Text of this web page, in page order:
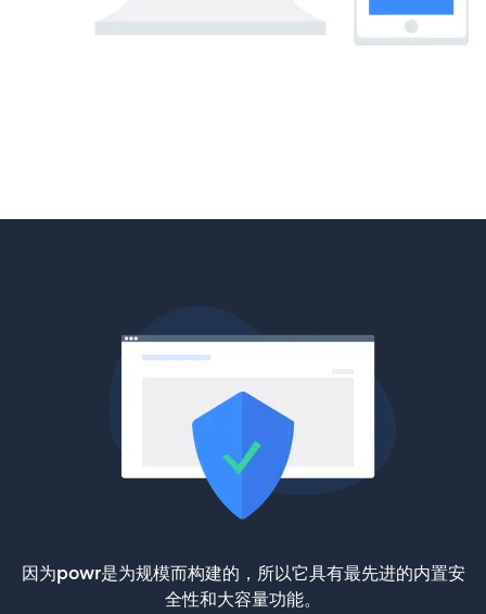
因为powr是为规模而构建的，所以它具有最先进的内置安
全性和大容量功能。